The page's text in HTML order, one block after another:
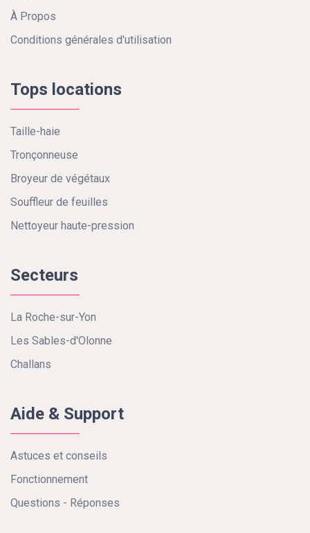
À Propos
Conditions générales d'utilisation
Tops locations
Taille-haie
Tronçonneuse
Broyeur de végétaux
Souffleur de feuilles
Nettoyeur haute-pression
Secteurs
La Roche-sur-Yon
Les Sables-d'Olonne
Challans
Aide & Support
Astuces et conseils
Fonctionnement
Questions - Réponses